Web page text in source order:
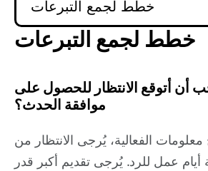
خطط لجمع التبرعات
خطط لجمع التبرعات
أن أتوقع الانتظار للحصول على
الفعالية، يُرجى الانتظار من
أيام عمل للرد. يُرجى تقديم أكبر قدر